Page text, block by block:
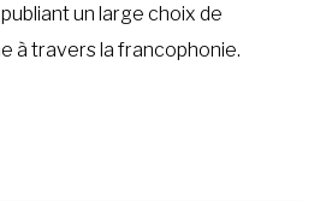
un large choix de
à travers la francophonie.